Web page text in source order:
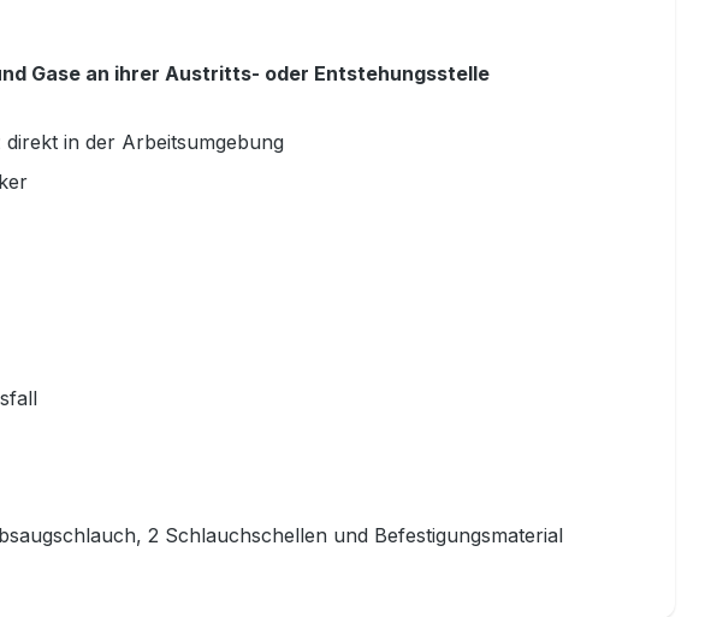
Gase an ihrer Austritts- oder Entstehungsstelle
in der Arbeitsumgebung
2 Schlauchschellen und Befestigungsmaterial